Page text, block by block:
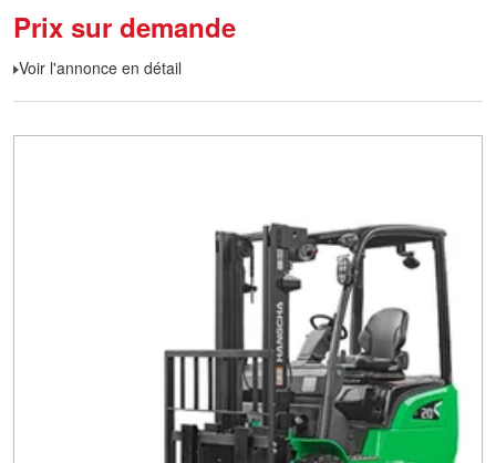
Prix sur demande
Voir l'annonce en détail